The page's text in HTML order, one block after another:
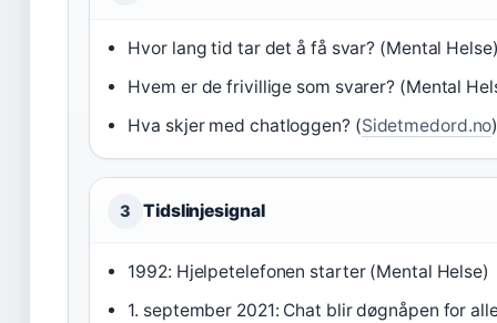
Hvor lang tid tar det å få svar? (Mental
Hvem er de frivillige som svarer? (Mental
Hva skjer med chatloggen? (Sidetmedord.no
3 Tidslinjesignal
1992: Hjelpetelefonen starter (Mental Helse)
1. september 2021: Chat blir døgnåpen for